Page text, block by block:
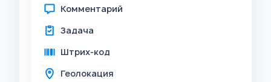
Комментарий
Задача
Штрих-код
Геолокация